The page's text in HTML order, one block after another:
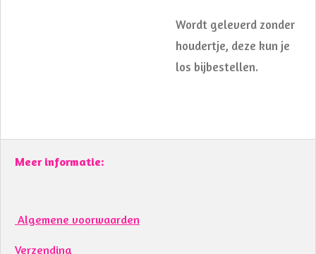
Wordt geleverd zonder
houdertje, deze kun je
los bijbestellen.
Meer informatie:
Algemene voorwaarden
Verzending